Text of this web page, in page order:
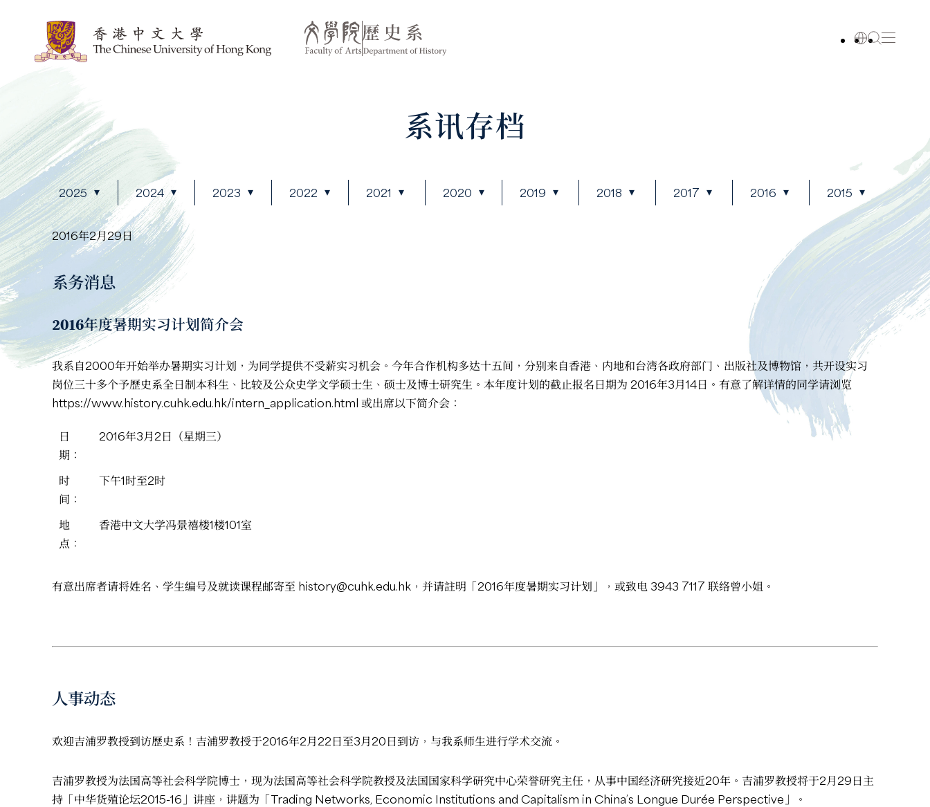
系讯存档
2025 2024 2023 2022 2021 2020 2019 2018 2017 2016 2015
2016年2月29日
系务消息
2016年度暑期实习计划简介会
我系自2000年开始举办暑期实习计划，为同学提供不受薪实习机会。今年合作机构多达十五间，分别来自香港、内地和台湾各政府部门、出版社及博物馆，共开设实习
岗位三十多个予歷史系全日制本科生、比较及公众史学文学硕士生、硕士及博士研究生。本年度计划的截止报名日期为 2016年3月14日。有意了解详情的同学请浏览
https://www.history.cuhk.edu.hk/intern_application.html 或出席以下简介会：
日
期：
2016年3月2日（星期三）
时
间：
下午1时至2时
地
点：
香港中文大学冯景禧楼1楼101室
有意出席者请将姓名、学生编号及就读课程邮寄至 history@cuhk.edu.hk ，并请註明「2016年度暑期实习计划」，或致电 3943 7117 联络曾小姐。
人事动态
欢迎吉浦罗教授到访歷史系！吉浦罗教授于2016年2月22日至3月20日到访，与我系师生进行学术交流。
吉浦罗教授为法国高等社会科学院博士，现为法国高等社会科学院教授及法国国家科学研究中心荣誉研究主任，从事中国经济研究接近20年。吉浦罗教授将于2月29日主
持「中华货殖论坛2015-16」讲座，讲题为「Trading Networks, Economic Institutions and Capitalism in China’s Longue Durée Perspective」。